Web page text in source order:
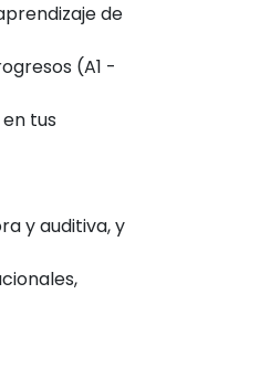
de
(A1 -
tus
y auditiva, y